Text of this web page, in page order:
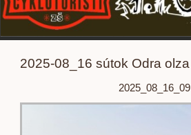
2025-08_16 sútok Odra olza
2025_08_16_09